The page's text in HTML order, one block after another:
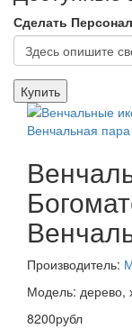
Сделать
Купить
Производитель:
Модель: дерево,
8200рубл